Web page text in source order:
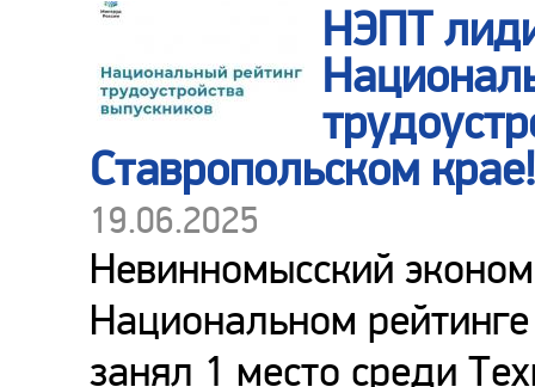
НЭПТ
Ставропольском крае!
19.06.2025
Невинномысский
Национальном
занял 1 место среди